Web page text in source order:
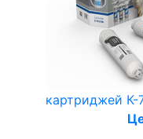
картриджей